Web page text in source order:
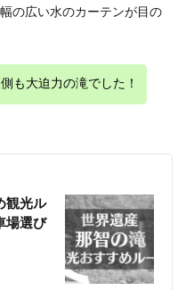
の広い水のカーテンが目の
も大迫力の滝でした！
観光ル
場選び